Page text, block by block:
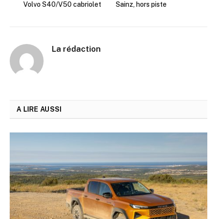
Volvo S40/V50 cabriolet Sainz, hors piste
La rédaction
A LIRE AUSSI